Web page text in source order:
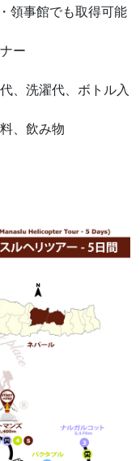
領事館でも取得可能
ー
、洗濯代、ボトル入
、飲み物